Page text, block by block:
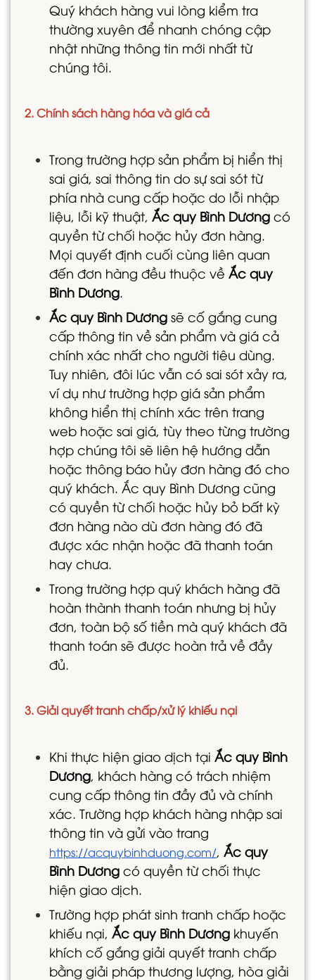
Quý khách hàng vui lòng kiểm tra
thường xuyên để nhanh chóng cập
nhật những thông tin mới nhất từ
chúng tôi.
2. Chính sách hàng hóa và giá cả
Trong trường hợp sản phẩm bị hiển thị
sai giá, sai thông tin do sự sai sót từ
phía nhà cung cấp hoặc do lỗi nhập
liệu, lỗi kỹ thuật, Ắc quy Bình Dương có
quyền từ chối hoặc hủy đơn hàng.
Mọi quyết định cuối cùng liên quan
đến đơn hàng đều thuộc về Ắc quy
Bình Dương.
Ắc quy Bình Dương sẽ cố gắng cung
cấp thông tin về sản phẩm và giá cả
chính xác nhất cho người tiêu dùng.
Tuy nhiên, đôi lúc vẫn có sai sót xảy ra,
ví dụ như trường hợp giá sản phẩm
không hiển thị chính xác trên trang
web hoặc sai giá, tùy theo từng trường
hợp chúng tôi sẽ liên hệ hướng dẫn
hoặc thông báo hủy đơn hàng đó cho
quý khách. Ắc quy Bình Dương cũng
có quyền từ chối hoặc hủy bỏ bất kỳ
đơn hàng nào dù đơn hàng đó đã
được xác nhận hoặc đã thanh toán
hay chưa.
Trong trường hợp quý khách hàng đã
hoàn thành thanh toán nhưng bị hủy
đơn, toàn bộ số tiền mà quý khách đã
thanh toán sẽ được hoàn trả về đầy
đủ.
3. Giải quyết tranh chấp/xử lý khiếu nại
Khi thực hiện giao dịch tại Ắc quy Bình
Dương, khách hàng có trách nhiệm
cung cấp thông tin đầy đủ và chính
xác. Trường hợp khách hàng nhập sai
thông tin và gửi vào trang
https://acquybinhduong.com/, Ắc quy
Bình Dương có quyền từ chối thực
hiện giao dịch.
Trường hợp phát sinh tranh chấp hoặc
khiếu nại, Ắc quy Bình Dương khuyến
khích cố gắng giải quyết tranh chấp
bằng giải pháp thương lượng, hòa giải